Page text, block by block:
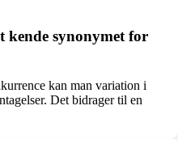
kende synonymet for
kan man variation i
Det bidrager til en